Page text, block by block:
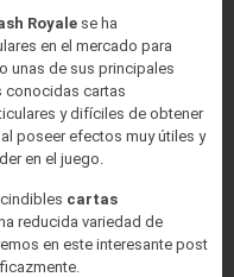
Royale se ha
en el mercado para
unas de sus principales
conocidas cartas
y difíciles de obtener
poseer efectos muy útiles y
en el juego.
cartas
reducida variedad de
en este interesante post